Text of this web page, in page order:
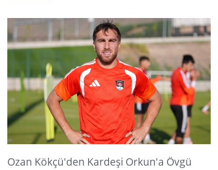
Ozan Kökçü'den Kardeşi Orkun'a Övgü